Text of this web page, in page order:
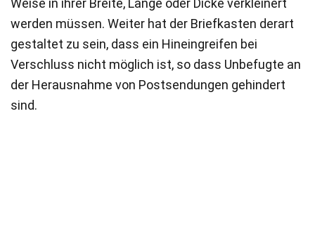
werden müssen. Weiter hat der Briefkasten derart
gestaltet zu sein, dass ein Hineingreifen bei
Verschluss nicht möglich ist, so dass Unbefugte an
der Herausnahme von Postsendungen gehindert
sind.